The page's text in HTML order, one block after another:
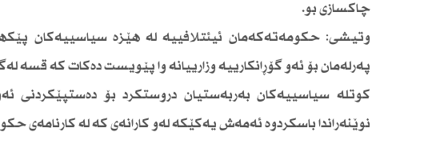
چاكسازی بو.
وتیشی: حكومەتەكەمان ئیئتلافییە لە هێزە سیاسییەكان
پەرلەمان بۆ ئەو گۆڕانكارییە وزارییانە وا پێویست دەكات كە
كوتلە سیاسییەكان بەربەستیان دروستكرد بۆ دەستپێكردنی
نوێنەراندا باسكردوە ئەمەش یەكێكە لەو كارانەی كە لە كارنامەی